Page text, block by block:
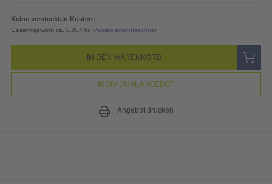
Keine versteckten Kosten:
Gesamtgewicht ca. 0,004 kg Papiergewichtsrechner
IN DEN WARENKORB
INDIVIDUALANGEBOT
Angebot drucken